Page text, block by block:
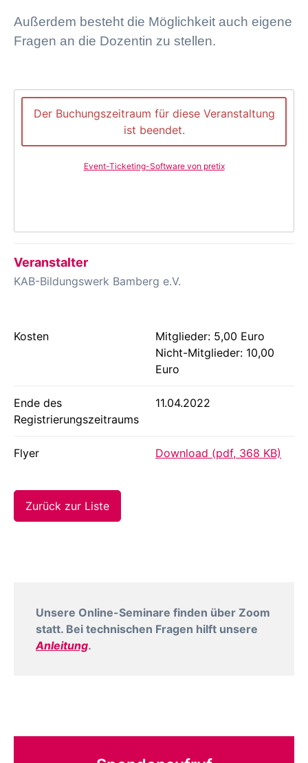
Außerdem besteht die Möglichkeit auch eigene
Fragen an die Dozentin zu stellen.
Der Buchungszeitraum für diese Veranstaltung
ist beendet.
Event-Ticketing-Software von pretix
Veranstalter
KAB-Bildungswerk Bamberg e.V.
Kosten
Mitglieder: 5,00 Euro
Nicht-Mitglieder: 10,00
Euro
Ende des
Registrierungszeitraums
11.04.2022
Flyer Download (pdf, 368 KB)
Zurück zur Liste
Unsere Online-Seminare finden über Zoom
statt. Bei technischen Fragen hilft unsere
Anleitung.